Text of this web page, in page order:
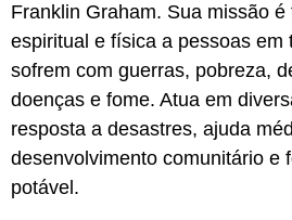
Franklin Graham. Sua missão
espiritual e física a pessoas em
sofrem com guerras, pobreza,
doenças e fome. Atua em
resposta a desastres, ajuda
desenvolvimento comunitário e
potável.